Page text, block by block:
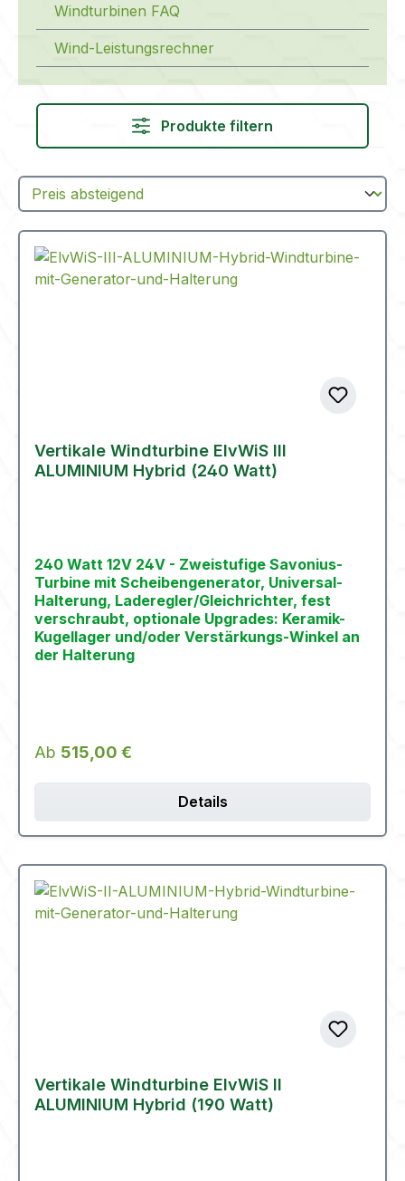
Windturbinen FAQ
Wind-Leistungsrechner
Produkte filtern
Vertikale Windturbine ElvWiS III
ALUMINIUM Hybrid (240 Watt)
240 Watt 12V 24V - Zweistufige Savonius-
Turbine mit Scheibengenerator, Universal-
Halterung, Laderegler/Gleichrichter, fest
verschraubt, optionale Upgrades: Keramik-
Kugellager und/oder Verstärkungs-Winkel an
der Halterung
Regulärer Preis:
Ab 515,00 €
Details
Vertikale Windturbine ElvWiS II
ALUMINIUM Hybrid (190 Watt)